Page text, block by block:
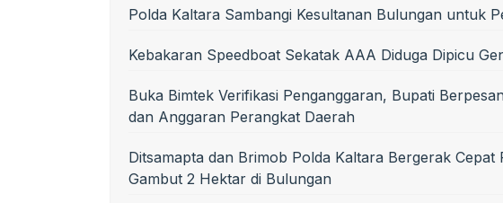
Polda Kaltara Sambangi Kesultanan Bulungan untuk
Kebakaran Speedboat Sekatak AAA Diduga Dipicu
Buka Bimtek Verifikasi Penganggaran, Bupati
dan Anggaran Perangkat Daerah
Ditsamapta dan Brimob Polda Kaltara Bergerak Cepat
Gambut 2 Hektar di Bulungan